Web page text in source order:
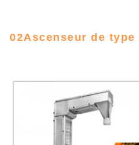
02Ascenseur de type